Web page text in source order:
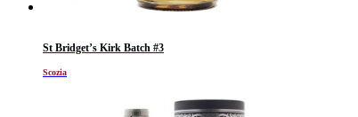
St Bridget’s Kirk Batch #3
Scozia